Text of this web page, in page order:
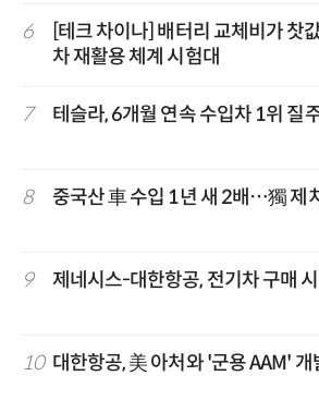
6
[테크 차이나] 배터리 교체비가 찻
차 재활용 체계 시험대
7 테슬라, 6개월 연속 수입차 1위 질
8 중국산 車 수입 1년 새 2배…獨 제
9 제네시스-대한항공, 전기차 구매
10 대한항공, 美 아처와 '군용 AAM'